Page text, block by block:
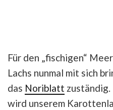
Für den „fischigen“
Lachs nunmal mit sich
das Noriblatt
wird unserem